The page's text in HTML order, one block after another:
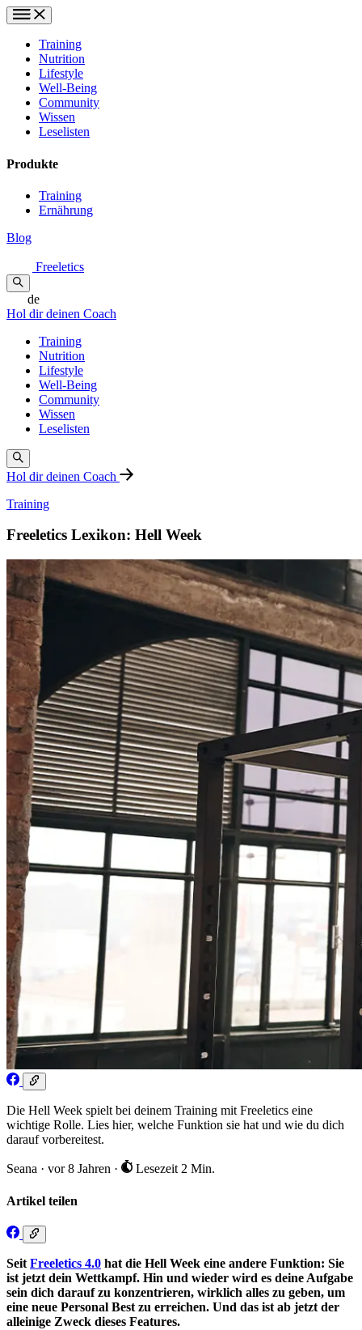
Training
Nutrition
Lifestyle
Well-Being
Community
Wissen
Leselisten
Produkte
Training
Ernährung
Blog
Freeletics
de
Hol dir deinen Coach
Training
Nutrition
Lifestyle
Well-Being
Community
Wissen
Leselisten
Hol dir deinen Coach
Training
Freeletics Lexikon: Hell Week
Die Hell Week spielt bei deinem Training mit Freeletics eine
wichtige Rolle. Lies hier, welche Funktion sie hat und wie du dich
darauf vorbereitest.
Seana · vor 8 Jahren · Lesezeit 2 Min.
Artikel teilen
Seit Freeletics 4.0 hat die Hell Week eine andere Funktion: Sie
ist jetzt dein Wettkampf. Hin und wieder wird es deine Aufgabe
sein dich darauf zu konzentrieren, wirklich alles zu geben, um
eine neue Personal Best zu erreichen. Und das ist ab jetzt der
alleinige Zweck dieses Features.